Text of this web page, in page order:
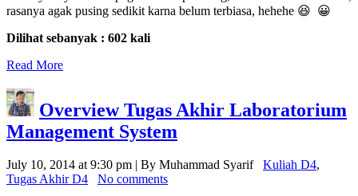
rasanya agak pusing sedikit karna belum terbiasa, hehehe 😆 😀
Dilihat sebanyak : 602 kali
Read More
Overview Tugas Akhir Laboratorium
Management System
July 10, 2014 at 9:30 pm | By Muhammad Syarif Kuliah D4,
Tugas Akhir D4
No comments